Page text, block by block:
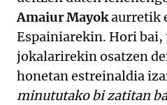
Amaiur Mayokaurretik
Espainiarekin. Hori bai,
jokalarirekin osatzen
honetan estreinaldia
minututako bi zatitan